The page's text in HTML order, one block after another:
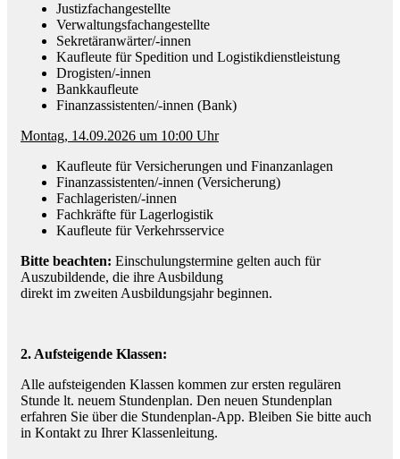
Justizfachangestellte
Verwaltungsfachangestellte
Sekretäranwärter/-innen
Kaufleute für Spedition und Logistikdienstleistung
Drogisten/-innen
Bankkaufleute
Finanzassistenten/-innen (Bank)
Montag, 14.09.2026 um 10:00 Uhr
Kaufleute für Versicherungen und Finanzanlagen
Finanzassistenten/-innen (Versicherung)
Fachlageristen/-innen
Fachkräfte für Lagerlogistik
Kaufleute für Verkehrsservice
Bitte beachten: Einschulungstermine gelten auch für
Auszubildende, die ihre Ausbildung
direkt im zweiten Ausbildungsjahr beginnen.
2. Aufsteigende Klassen:
Alle aufsteigenden Klassen kommen zur ersten regulären
Stunde lt. neuem Stundenplan. Den neuen Stundenplan
erfahren Sie über die Stundenplan-App. Bleiben Sie bitte auch
in Kontakt zu Ihrer Klassenleitung.